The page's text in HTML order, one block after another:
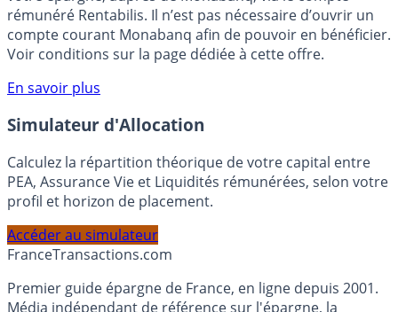
Bénéficiez de cette offre de placement sans risque pour
votre épargne, auprès de Monabanq, via le compte
rémunéré Rentabilis. Il n’est pas nécessaire d’ouvrir un
compte courant Monabanq afin de pouvoir en bénéficier.
Voir conditions sur la page dédiée à cette offre.
En savoir plus
Simulateur d'Allocation
Calculez la répartition théorique de votre capital entre
profil et horizon de placement.
FranceTransactions.com